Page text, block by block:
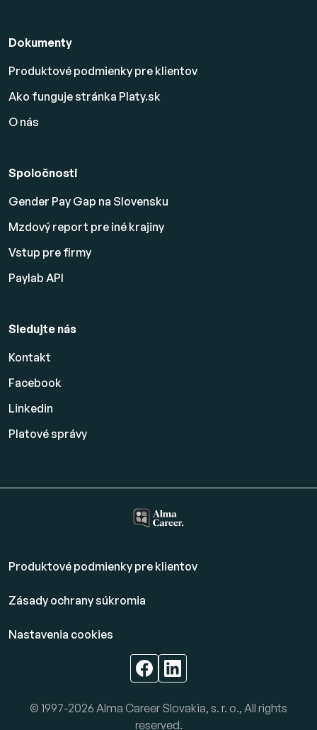
Dokumenty
Produktové podmienky pre klientov
Ako funguje stránka Platy.sk
O nás
Spoločnosti
Gender Pay Gap na Slovensku
Mzdový report pre iné krajiny
Vstup pre firmy
Paylab API
Sledujte nás
Kontakt
Facebook
Linkedin
Platovésprávy
Produktové podmienky pre klientov
Zásady ochrany súkromia
Nastavenia cookies
© 1997-2026 Alma Career Slovakia, s. r. o., All rights
reserved.